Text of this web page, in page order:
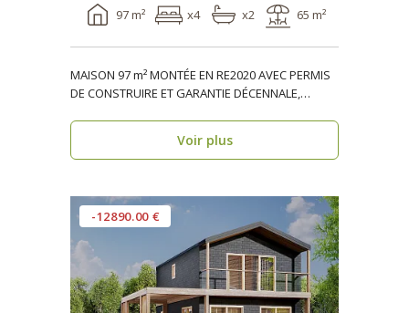
97 m² x4 x2 65 m²
MAISON 97 m² MONTÉE EN RE2020 AVEC PERMIS
DE CONSTRUIRE ET GARANTIE DÉCENNALE,
Voir plus
-12890.00 €